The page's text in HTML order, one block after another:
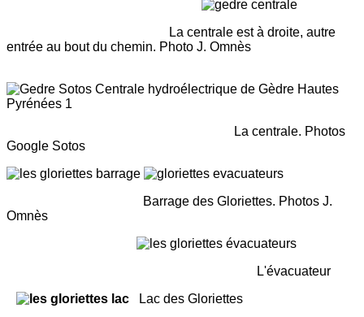
La centrale est à droite, autre
entrée au bout du chemin. Photo J. Omnès
La centrale. Photos
Google Sotos
Barrage des Gloriettes. Photos J.
Omnès
L'évacuateur
Lac des Gloriettes